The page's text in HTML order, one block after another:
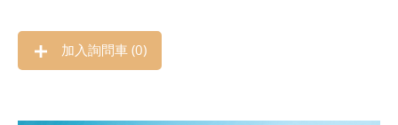
加入詢問車 (0)